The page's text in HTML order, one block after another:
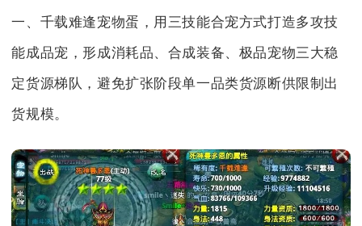
一、千载难逢宠物蛋，用三技能合宠方式打造多攻技
能成品宠，形成消耗品、合成装备、极品宠物三大稳
定货源梯队，避免扩张阶段单一品类货源断供限制出
货规模。